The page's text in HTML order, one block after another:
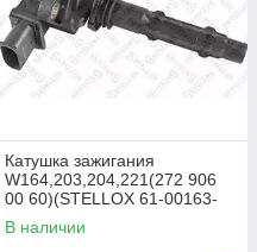
Катушка зажигания
W164,203,204,221(272 906
00 60)(STELLOX 61-00163-
SX)
В наличии